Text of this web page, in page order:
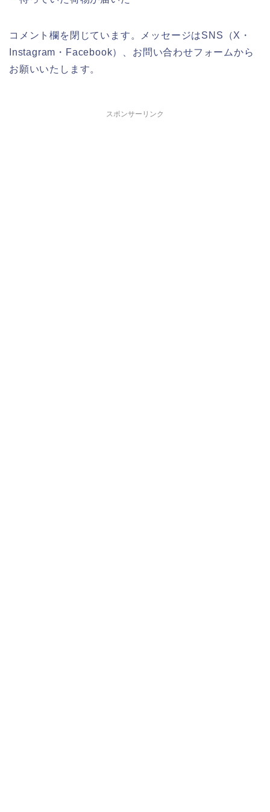
コメント欄を閉じています。メッセージはSNS（X・
Instagram・Facebook）、お問い合わせフォームから
お願いいたします。
スポンサーリンク